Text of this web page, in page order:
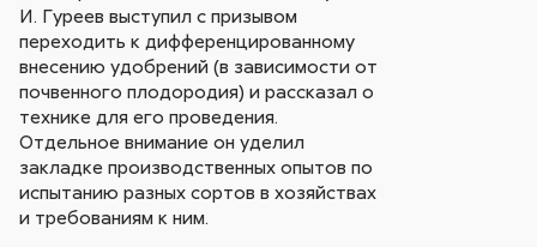
И. Гуреев выступил с призывом
переходить к дифференцированному
внесению удобрений (в зависимости от
почвенного плодородия) и рассказал о
технике для его проведения.
Отдельное внимание он уделил
закладке производственных опытов по
испытанию разных сортов в хозяйствах
и требованиям к ним.